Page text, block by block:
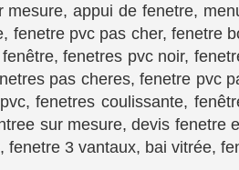
mesure, appui de fenetre,
fenetre pvc pas cher, fenetre
fenetres pvc noir,
pas cheres, fenetre pvc
fenetres coulissante,
sur mesure, devis fenetre
fenetre 3 vantaux, bai vitrée,